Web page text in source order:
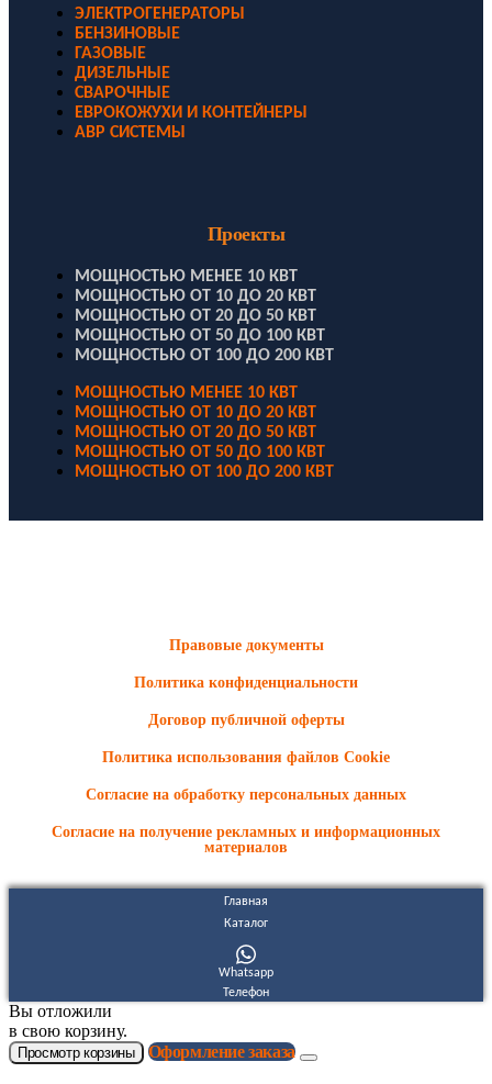
ЭЛЕКТРОГЕНЕРАТОРЫ
БЕНЗИНОВЫЕ
ГАЗОВЫЕ
ДИЗЕЛЬНЫЕ
СВАРОЧНЫЕ
ЕВРОКОЖУХИ И КОНТЕЙНЕРЫ
АВР СИСТЕМЫ
Проекты
МОЩНОСТЬЮ МЕНЕЕ 10 КВТ
МОЩНОСТЬЮ ОТ 10 ДО 20 КВТ
МОЩНОСТЬЮ ОТ 20 ДО 50 КВТ
МОЩНОСТЬЮ ОТ 50 ДО 100 КВТ
МОЩНОСТЬЮ ОТ 100 ДО 200 КВТ
МОЩНОСТЬЮ МЕНЕЕ 10 КВТ
МОЩНОСТЬЮ ОТ 10 ДО 20 КВТ
МОЩНОСТЬЮ ОТ 20 ДО 50 КВТ
МОЩНОСТЬЮ ОТ 50 ДО 100 КВТ
МОЩНОСТЬЮ ОТ 100 ДО 200 КВТ
Правовые документы
Политика конфиденциальности
Договор публичной оферты
Политика использования файлов Cookie
Согласие на обработку персональных данных
Согласие на получение рекламных и информационных
материалов
Главная
Каталог
Whatsapp
Телефон
Вы отложили
в свою корзину.
Просмотр корзины Оформление заказа